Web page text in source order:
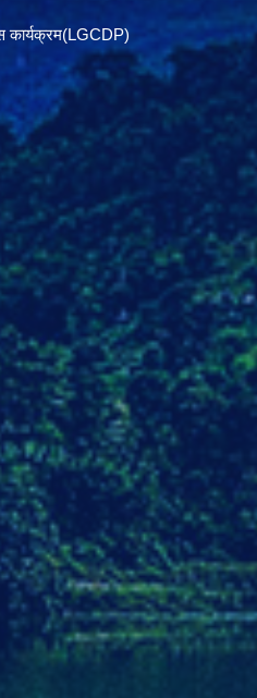
कार्यक्रम(LGCDP)